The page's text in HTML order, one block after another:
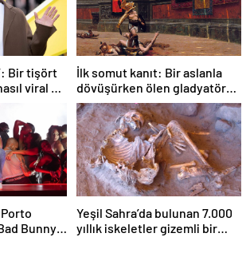
Bir tişört
viral bir
İlk somut kanıt: Bir aslanla
dövüşürken ölen gladyatörün
iskeleti bulundu
Bunny
Yeşil Sahra’da bulunan 7.000
yıllık iskeletler gizemli bir